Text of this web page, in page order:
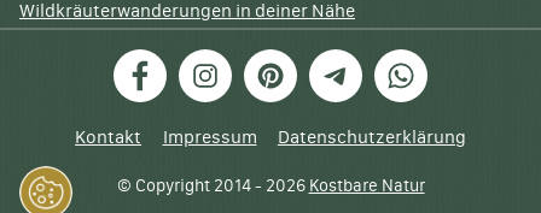
Wildkräuterwanderungen in deiner Nähe
FacebookInstagramPinterestTelegramWhatsApp
Kontakt Impressum Datenschutzerklärung
© Copyright 2014 - 2026 Kostbare Natur